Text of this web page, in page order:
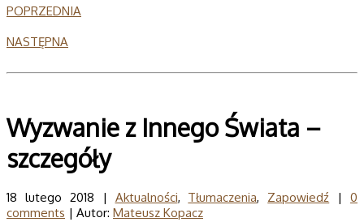
POPRZEDNIA
NASTĘPNA
Wyzwanie z Innego Świata –
szczegóły
18 lutego 2018 | Aktualności, Tłumaczenia, Zapowiedź | 0
comments | Autor: Mateusz Kopacz